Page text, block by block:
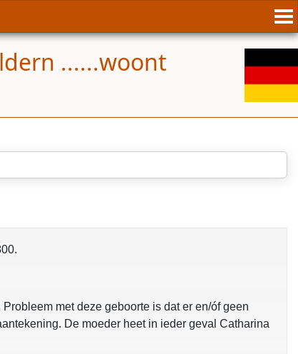
......woont
met deze geboorte is dat er en/óf geen
De moeder heet in ieder geval Catharina